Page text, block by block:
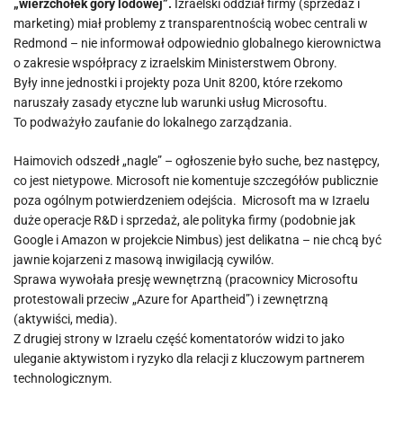
„wierzchołek góry lodowej”. Izraelski oddział firmy (sprzedaż i
marketing) miał problemy z transparentnością wobec centrali w
Redmond – nie informował odpowiednio globalnego kierownictwa
o zakresie współpracy z izraelskim Ministerstwem Obrony.
Były inne jednostki i projekty poza Unit 8200, które rzekomo
naruszały zasady etyczne lub warunki usług Microsoftu.
To podważyło zaufanie do lokalnego zarządzania.
Haimovich odszedł „nagle” – ogłoszenie było suche, bez następcy,
co jest nietypowe. Microsoft nie komentuje szczegółów publicznie
poza ogólnym potwierdzeniem odejścia. Microsoft ma w Izraelu
duże operacje R&D i sprzedaż, ale polityka firmy (podobnie jak
Google i Amazon w projekcie Nimbus) jest delikatna – nie chcą być
jawnie kojarzeni z masową inwigilacją cywilów.
Sprawa wywołała presję wewnętrzną (pracownicy Microsoftu
protestowali przeciw „Azure for Apartheid”) i zewnętrzną
(aktywiści, media).
Z drugiej strony w Izraelu część komentatorów widzi to jako
uleganie aktywistom i ryzyko dla relacji z kluczowym partnerem
technologicznym.